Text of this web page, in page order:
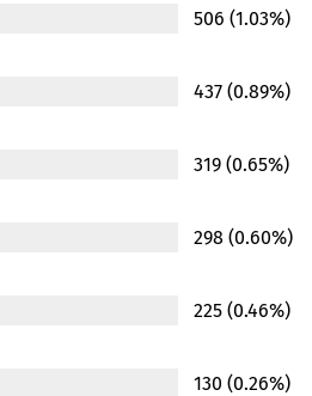
506 (1.03%)
437 (0.89%)
319 (0.65%)
298 (0.60%)
225 (0.46%)
130 (0.26%)